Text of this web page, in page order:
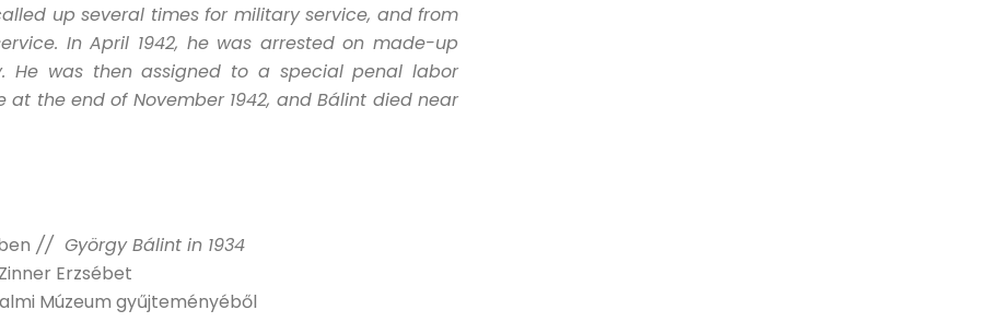
up several times for military service, and from
In April 1942, he was arrested on made-up
He was then assigned to a special penal labor
the end of November 1942, and Bálint died near
// György Bálint in 1934
Erzsébet
Múzeum gyűjteményéből